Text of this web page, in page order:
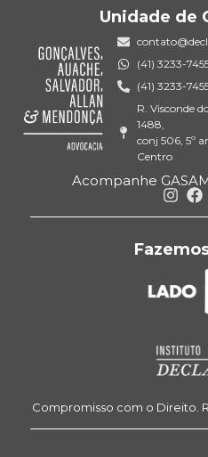
Unidade de
(41) 3233-
(41) 3233-
R. Visconde
1488,
conj 506, 5º
Centro
Acompanhe
Compromisso com o Direito.